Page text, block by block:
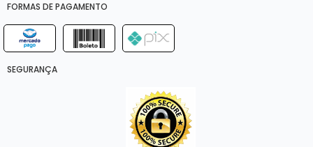
FORMAS DE PAGAMENTO
SEGURANÇA